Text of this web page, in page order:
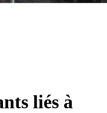
liés à